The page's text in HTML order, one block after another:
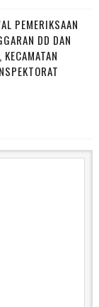
PEMERIKSAAN
DD DAN